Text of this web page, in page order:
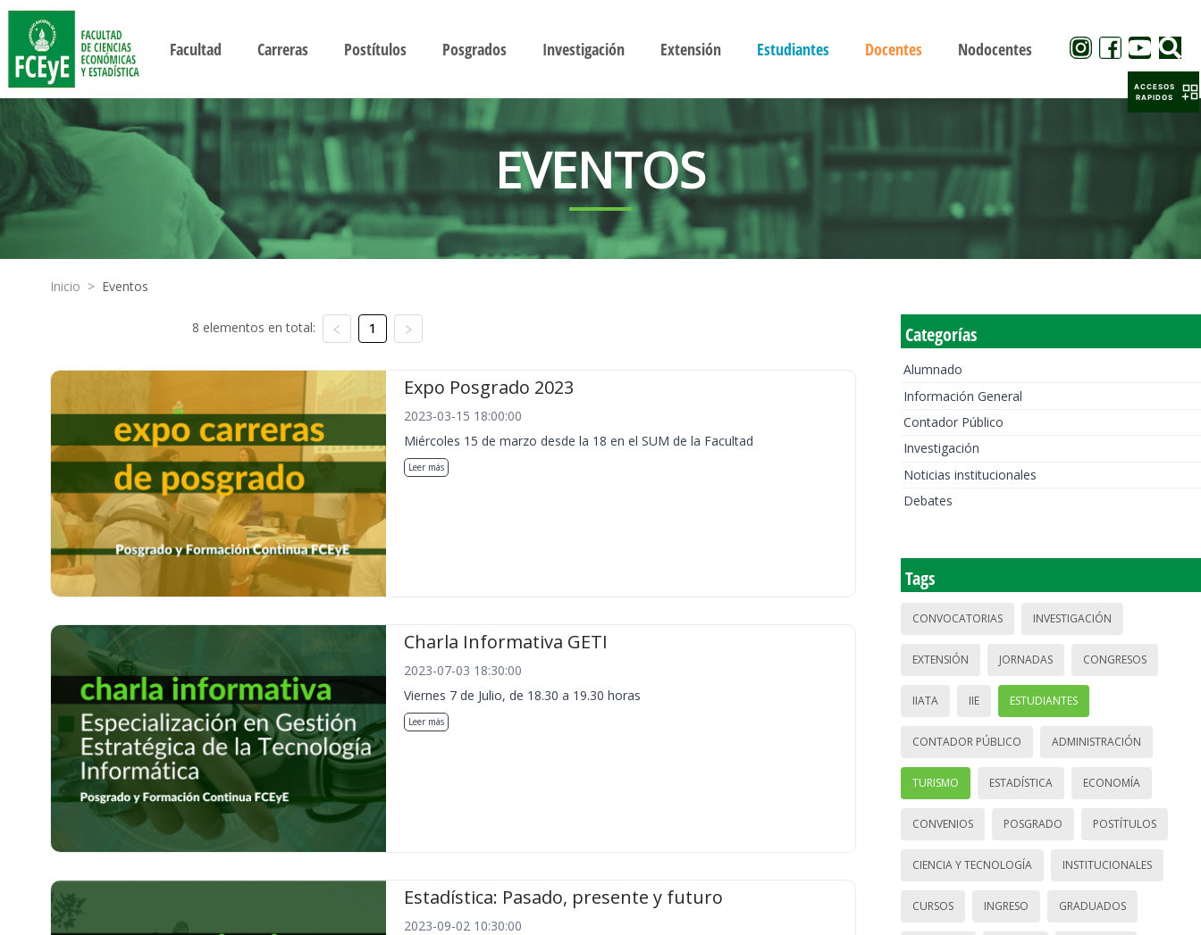
Facultad Carreras Postítulos Posgrados Investigación Extensión Estudiantes Docentes Nodocentes
EVENTOS
Inicio > Eventos
8 elementos en total: 1
Expo Posgrado 2023
2023-03-15 18:00:00
Miércoles 15 de marzo desde la 18 en el SUM de la Facultad
Leer más
Charla Informativa GETI
2023-07-03 18:30:00
Viernes 7 de Julio, de 18.30 a 19.30 horas
Leer más
Estadística: Pasado, presente y futuro
2023-09-02 10:30:00
Categorías
Alumnado
Información General
Contador Público
Investigación
Noticias institucionales
Debates
Tags
CONVOCATORIAS INVESTIGACIÓN
EXTENSIÓN JORNADAS CONGRESOS
IIATA IIE ESTUDIANTES
CONTADOR PÚBLICO ADMINISTRACIÓN
TURISMO ESTADÍSTICA ECONOMÍA
CONVENIOS POSGRADO POSTÍTULOS
CIENCIA Y TECNOLOGÍA INSTITUCIONALES
CURSOS INGRESO GRADUADOS
ACCESOS
RAPIDOS